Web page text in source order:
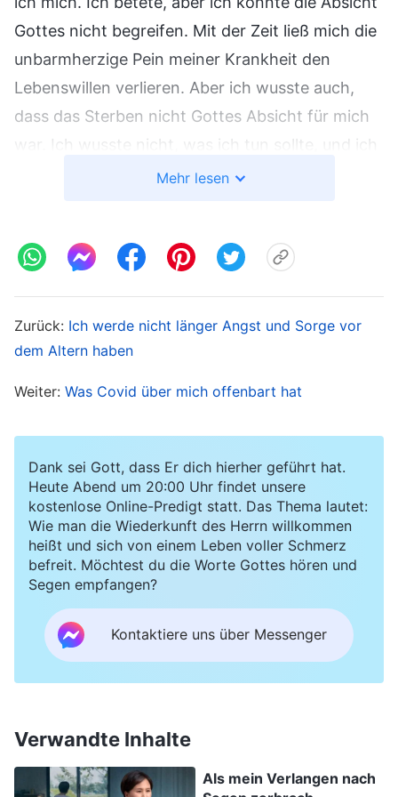
Gottes nicht begreifen. Mit der Zeit ließ mich die
unbarmherzige Pein meiner Krankheit den
Lebenswillen verlieren. Aber ich wusste auch,
dass das Sterben nicht Gottes Absicht für mich
war. Ich wusste nicht, was ich tun sollte, und ich
begann unbewusst, Forderungen an Gott zu
gesünder als ich, aber ich habe nicht weniger
damit ich bedürftigen Brüdern und Schwestern
Pflicht, die ich konnte. Selbst als ich verhaftet
Gott nie verleugnet oder verraten. Habe ich nicht
genug gute Taten vollbracht? Warum segnet
Gott mich nicht, beschützt mich und gibt mir
einen starken Körper?“ Ich habe mich ständig
beschwert und mein Herz war an einem dunklen
Später, und erst, als mein Herz noch mehr zu
schmerzen begann, kam ich vor Gott, um zu
sagte: Oh Gott, mein Herzproblem ist plötzlich
schlimmer geworden. Ich kann Deine Absicht
nicht begreifen und weiß nicht, wie ich das
Mehr lesen
Zurück: Ich werde nicht länger Angst und Sorge vor
dem Altern haben
Weiter: Was Covid über mich offenbart hat
Dank sei Gott, dass Er dich hierher geführt hat.
Heute Abend um 20:00 Uhr findet unsere
kostenlose Online-Predigt statt. Das Thema lautet:
Wie man die Wiederkunft des Herrn willkommen
heißt und sich von einem Leben voller Schmerz
befreit. Möchtest du die Worte Gottes hören und
Segen empfangen?
Kontaktiere uns über Messenger
Verwandte Inhalte
Als mein Verlangen nach